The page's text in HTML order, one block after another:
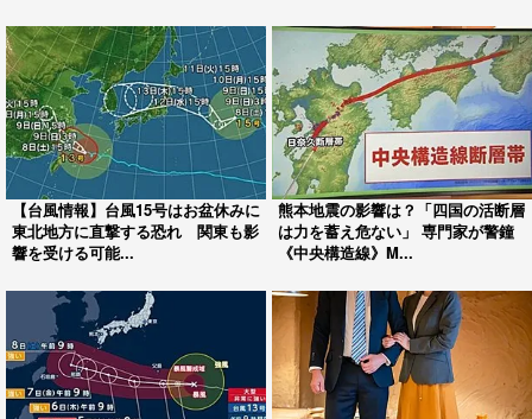
【台風情報】台風15号はお盆休みに
東北地方に直撃する恐れ 関東も影
響を受ける可能...
熊本地震の影響は？「四国の活断層
は力を蓄え危ない」 専門家が警鐘
《中央構造線》M...